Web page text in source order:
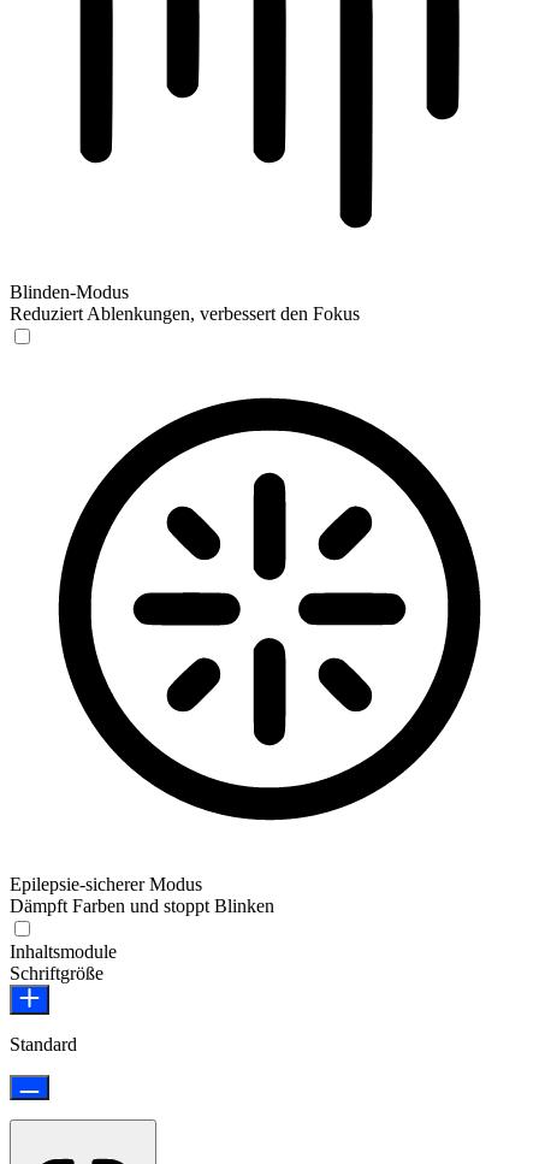
Blinden-Modus
Reduziert Ablenkungen, verbessert den Fokus
Epilepsie-sicherer Modus
Dämpft Farben und stoppt Blinken
Inhaltsmodule
Schriftgröße
Standard